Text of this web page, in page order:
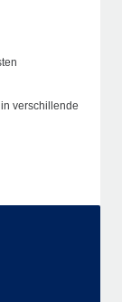
verschillende